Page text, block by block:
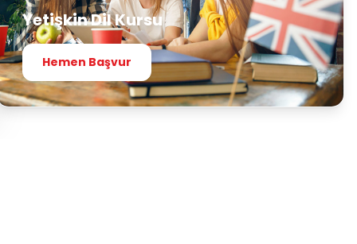
Yetişkin Dil Kursu
Hemen Başvur